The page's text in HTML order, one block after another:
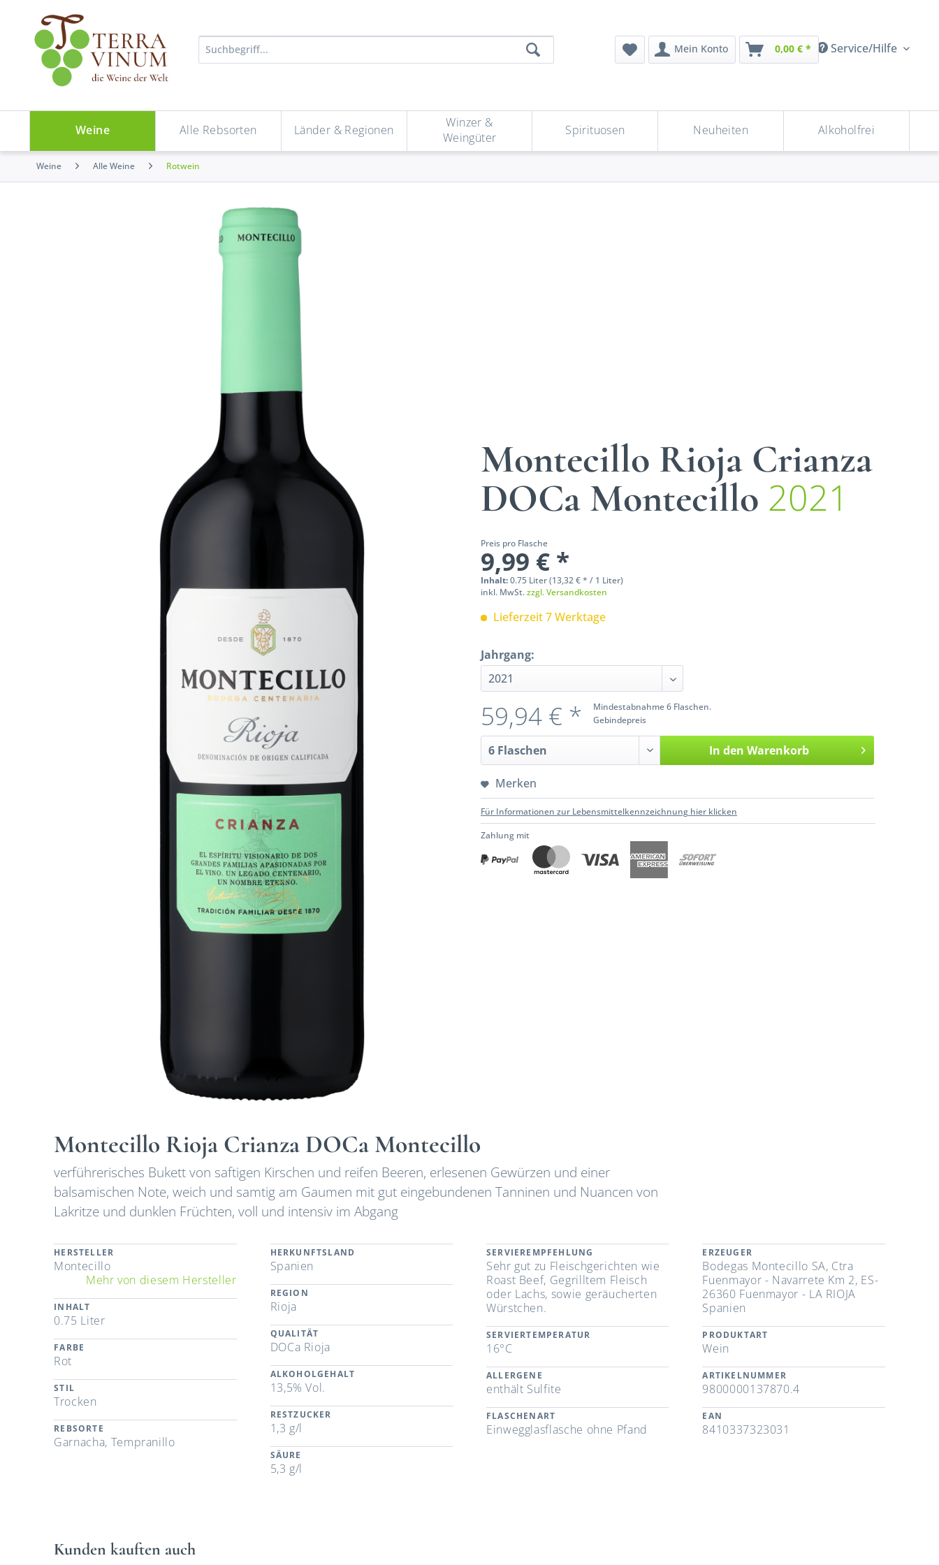
Service/Hilfe
Mein Konto 0,00 € *
Weine Alle Rebsorten Länder & Regionen
Winzer &
Weingüter
Spirituosen Neuheiten Alkoholfrei
Weine Alle Weine Rotwein
Montecillo Rioja Crianza
DOCa Montecillo 2021
Preis pro Flasche
9,99 € *
Inhalt:0.75 Liter (13,32 € * / 1 Liter)
inkl. MwSt.zzgl. Versandkosten
Lieferzeit 7 Werktage
Jahrgang:
Mindestabnahme 6 Flaschen.
Gebindepreis
59,94 € *
In den Warenkorb
Merken
Für Informationen zur Lebensmittelkennzeichnung hier klicken
Zahlung mit
Montecillo Rioja Crianza DOCa Montecillo
verführerisches Bukett von saftigen Kirschen und reifen Beeren, erlesenen Gewürzen und einer
balsamischen Note, weich und samtig am Gaumen mit gut eingebundenen Tanninen und Nuancen von
Lakritze und dunklen Früchten, voll und intensiv im Abgang
HERSTELLER
Montecillo
Mehr von diesem Hersteller
INHALT
0.75 Liter
FARBE
Rot
STIL
Trocken
REBSORTE
Garnacha, Tempranillo
HERKUNFTSLAND
Spanien
REGION
Rioja
QUALITÄT
DOCa Rioja
ALKOHOLGEHALT
13,5% Vol.
RESTZUCKER
1,3 g/l
SÄURE
5,3 g/l
SERVIEREMPFEHLUNG
Sehr gut zu Fleischgerichten wie
Roast Beef, Gegrilltem Fleisch
oder Lachs, sowie geräucherten
Würstchen.
SERVIERTEMPERATUR
16°C
ALLERGENE
enthält Sulfite
FLASCHENART
Einwegglasflasche ohne Pfand
ERZEUGER
Bodegas Montecillo SA, Ctra
Fuenmayor - Navarrete Km 2, ES-
26360 Fuenmayor - LA RIOJA
Spanien
PRODUKTART
Wein
ARTIKELNUMMER
9800000137870.4
EAN
8410337323031
Kunden kauften auch